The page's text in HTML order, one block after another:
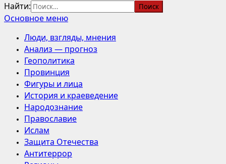
Найти:
Основное меню
Люди, взгляды, мнения
Анализ — прогноз
Геополитика
Провинция
Фигуры и лица
История и краеведение
Народознание
Православие
Ислам
Защита Отечества
Антитеррор